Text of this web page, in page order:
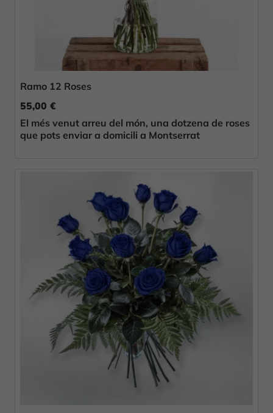
Ramo 12 Roses
55,00 €
El més venut arreu del món, una dotzena de roses
que pots enviar a domicili a Montserrat